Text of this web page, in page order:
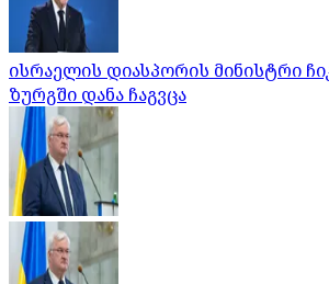
ისრაელის დიასპორის მინისტრი
ზურგში დანა ჩაგვცა